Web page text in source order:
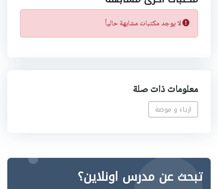
لا يوجد مكتبات مشابهة حالياً
معلومات ذات صلة
ازياء و موضة
تبحث عن مدرس اونلاين؟